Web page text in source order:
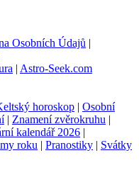
Osobních Údajů |
| Astro-Seek.com
horoskop | Osobní
| Znamení zvěrokruhu |
kalendář 2026 |
roku | Pranostiky | Svátky